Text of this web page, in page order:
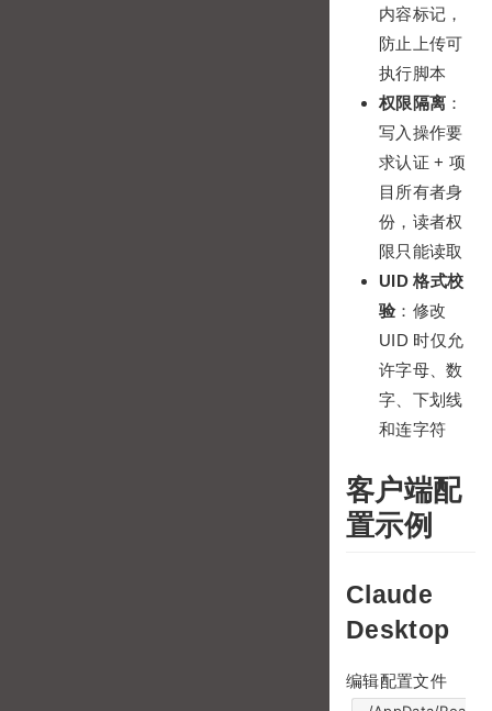
内容标记，
防止上传可
执行脚本
权限隔离 ：
写入操作要
求认证 + 项
目所有者身
份，读者权
限只能读取
UID 格式校
验：修改
UID 时仅允
许字母、数
字、下划线
和连字符
客户端配
置示例
Claude
Desktop
编辑配置文件